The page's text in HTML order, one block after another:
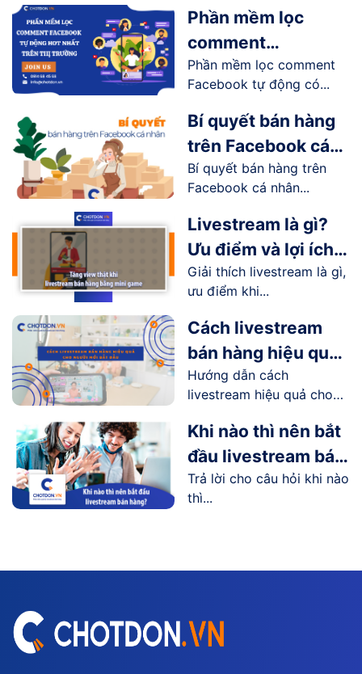
Phần mềm lọc
comment
Facebook tự động
hot nhất trên thị
trường
Phần mềm lọc comment
Facebook tự động có...
Bí quyết bán hàng
trên Facebook cá
nhân hiệu quả
Bí quyết bán hàng trên
Facebook cá nhân...
Livestream là gì?
Ưu điểm và lợi ích
livestream mang lại
như thế nào?
Giải thích livestream là gì,
ưu điểm khi...
Cách livestream
bán hàng hiệu quả
cho người mới bắt
đầu
Hướng dẫn cách
livestream hiệu quả cho
Khi nào thì nên bắt
đầu livestream bán
hàng?
Trả lời cho câu hỏi khi nào
thì...